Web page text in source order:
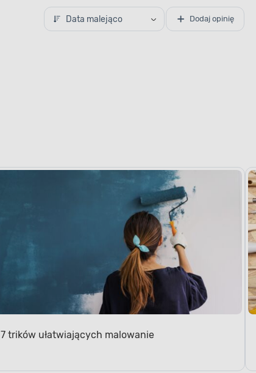
Data malejąco Dodaj opinię
7 trików ułatwiających malowanie